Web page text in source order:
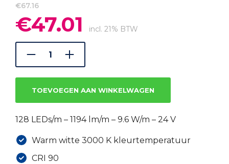
€67.16
Oorspronkelijke
prijs
was:
€67.16.
€47.01 prijs
is:
incl. 21% BTW
TOEVOEGEN AAN WINKELWAGEN
128 LEDs/m – 1194 lm/m – 9.6 W/m – 24 V
Warm witte 3000 K kleurtemperatuur
CRI 90